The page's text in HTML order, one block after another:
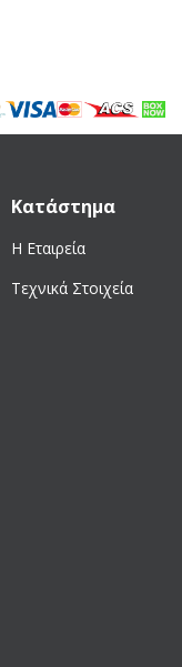
Κατάστημα
Η Εταιρεία
Τεχνικά Στοιχεία